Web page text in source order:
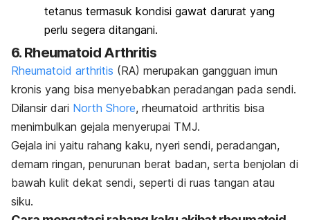
tetanus termasuk kondisi gawat darurat yang
perlu segera ditangani.
6. Rheumatoid Arthritis
Rheumatoid arthritis (RA) merupakan gangguan imun
kronis yang bisa menyebabkan peradangan pada sendi.
Dilansir dari North Shore, rheumatoid arthritis bisa
menimbulkan gejala menyerupai TMJ.
Gejala ini yaitu rahang kaku, nyeri sendi, peradangan,
demam ringan, penurunan berat badan, serta benjolan di
bawah kulit dekat sendi, seperti di ruas tangan atau
siku.